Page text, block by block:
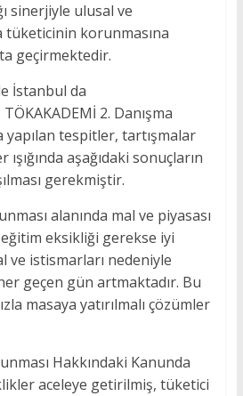
sinerjiyle ulusal ve
tüketicinin korunmasına
geçirmektedir.
İstanbul da
2. Danışma
yapılan tespitler, tartışmalar
aşağıdaki sonuçların
gerekmiştir.
alanında mal ve piyasası
eksikliği gerekse iyi
ve istismarları nedeniyle
geçen gün artmaktadır. Bu
masaya yatırılmalı çözümler
Hakkındaki Kanunda
aceleye getirilmiş, tüketici